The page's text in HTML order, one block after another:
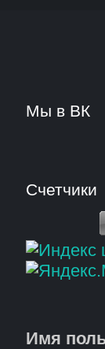
Мы в ВК
Счетчики
Имя